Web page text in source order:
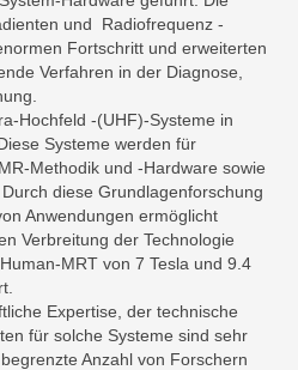
und Radiofrequenz -
Fortschritt und erweiterten
Verfahren in der Diagnose,
Hochfeld -(UHF)-Systeme in
Systeme werden für
Methodik und -Hardware sowie
diese Grundlagenforschung
Anwendungen ermöglicht
Verbreitung der Technologie
MRT von 7 Tesla und 9.4
Expertise, der technische
für solche Systeme sind sehr
Anzahl von Forschern